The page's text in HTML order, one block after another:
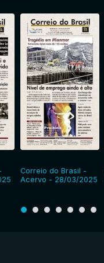
Correio do Brasil -
Acervo - 28/03/2025